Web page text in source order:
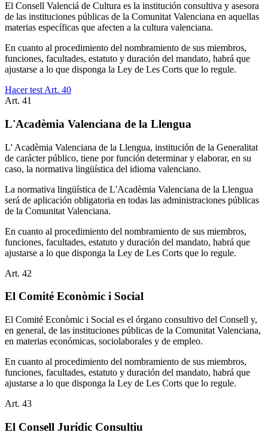
El Consell Valenciá de Cultura es la institución consultiva y asesora
de las instituciones públicas de la Comunitat Valenciana en aquellas
materias específicas que afecten a la cultura valenciana.
En cuanto al procedimiento del nombramiento de sus miembros,
funciones, facultades, estatuto y duración del mandato, habrá que
ajustarse a lo que disponga la Ley de Les Corts que lo regule.
Hacer test Art. 40
Art. 41
L'Acadèmia Valenciana de la Llengua
L' Acadèmia Valenciana de la Llengua, institución de la Generalitat
de carácter público, tiene por función determinar y elaborar, en su
caso, la normativa lingüística del idioma valenciano.
La normativa lingüística de L'Acadèmia Valenciana de la Llengua
será de aplicación obligatoria en todas las administraciones públicas
de la Comunitat Valenciana.
En cuanto al procedimiento del nombramiento de sus miembros,
funciones, facultades, estatuto y duración del mandato, habrá que
ajustarse a lo que disponga la Ley de Les Corts que lo regule.
Art. 42
El Comité Econòmic i Social
El Comité Econòmic i Social es el órgano consultivo del Consell y,
en general, de las instituciones públicas de la Comunitat Valenciana,
en materias económicas, sociolaborales y de empleo.
En cuanto al procedimiento del nombramiento de sus miembros,
funciones, facultades, estatuto y duración del mandato, habrá que
ajustarse a lo que disponga la Ley de Les Corts que lo regule.
Art. 43
El Consell Jurídic Consultiu